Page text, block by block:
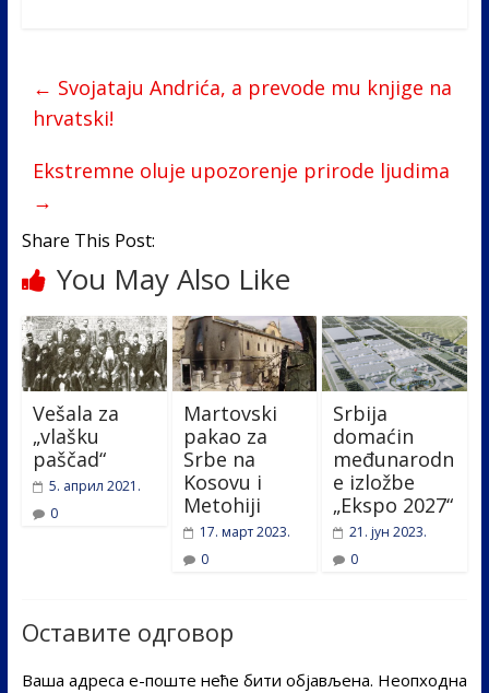
b
o
k
er e
dI
e
← Svojataju Andrića, a prevode mu knjige na
hrvatski!
Ekstremne oluje upozorenje prirode ljudima
→
Share This Post:
You May Also Like
Vešala za
„vlašku
paščad“
5. април 2021.
0
Martovski
pakao za
Srbe na
Kosovu i
Metohiji
17. март 2023.
0
Srbija
domaćin
međunarodn
e izložbe
„Ekspo 2027“
21. јун 2023.
0
Оставите одговор
Ваша адреса е-поште неће бити објављена. Неопходна